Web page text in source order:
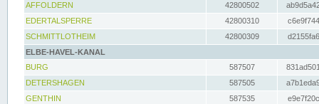
AFFOLDERN
42800502
EDERTALSPERRE
42800310
SCHMITTLOTHEIM
42800309
ELBE-HAVEL-KANAL
BURG
587507
DETERSHAGEN
587505
GENTHIN
587535